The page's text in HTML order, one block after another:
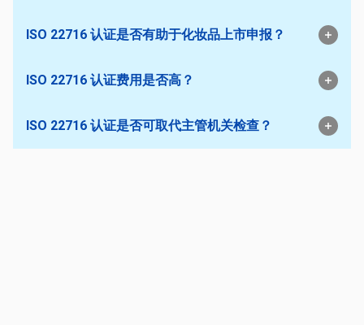
ISO 22716 认证是否有助于化妆品上市申报？
ISO 22716 认证费用是否高？
ISO 22716 认证是否可取代主管机关检查？